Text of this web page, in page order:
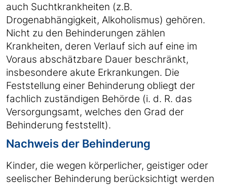
auch Suchtkrankheiten (z.B.
Drogenabhängigkeit, Alkoholismus) gehören.
Nicht zu den Behinderungen zählen
Krankheiten, deren Verlauf sich auf eine im
Voraus abschätzbare Dauer beschränkt,
insbesondere akute Erkrankungen. Die
Feststellung einer Behinderung obliegt der
fachlich zuständigen Behörde (i. d. R. das
Versorgungsamt, welches den Grad der
Behinderung feststellt).
Nachweis der Behinderung
Kinder, die wegen körperlicher, geistiger oder
seelischer Behinderung berücksichtigt werden